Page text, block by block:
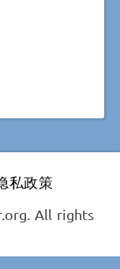
私政策
All rights